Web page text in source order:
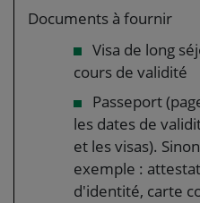
Documents à fournir
Visa de long
cours de validité
Passeport
les dates de
et les visas).
exemple :
d'identité, carte